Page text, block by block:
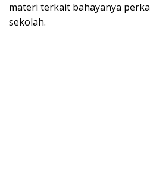
materi terkait bahayanya
sekolah.